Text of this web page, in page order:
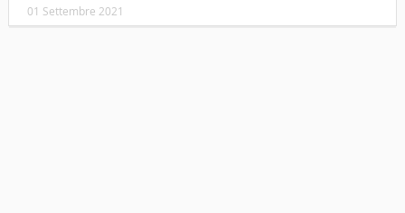
01 Settembre 2021